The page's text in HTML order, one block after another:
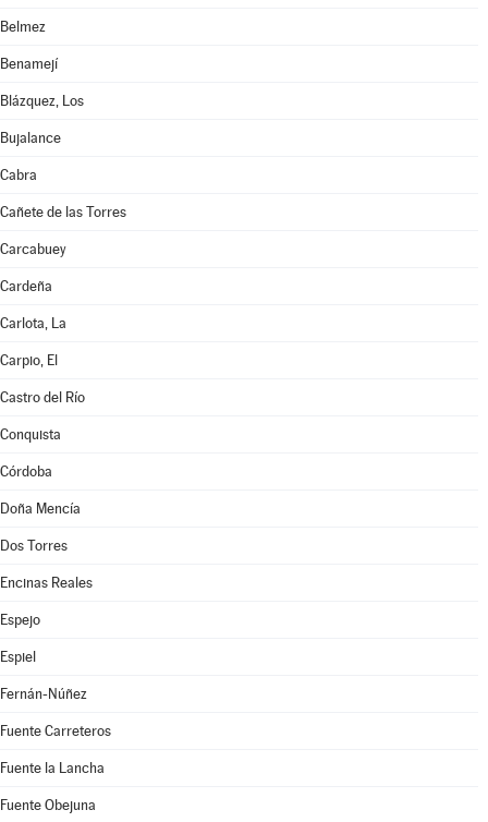
Belmez
Benamejí
Blázquez, Los
Bujalance
Cabra
Cañete de las Torres
Carcabuey
Cardeña
Carlota, La
Carpio, El
Castro del Río
Conquista
Córdoba
Doña Mencía
Dos Torres
Encinas Reales
Espejo
Espiel
Fernán-Núñez
Fuente Carreteros
Fuente la Lancha
Fuente Obejuna